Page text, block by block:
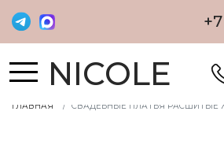
NICOLE
ГЛАВНАЯ СВАДЕБНЫЕ ПЛАТЬЯ РАСШИТЫЕ